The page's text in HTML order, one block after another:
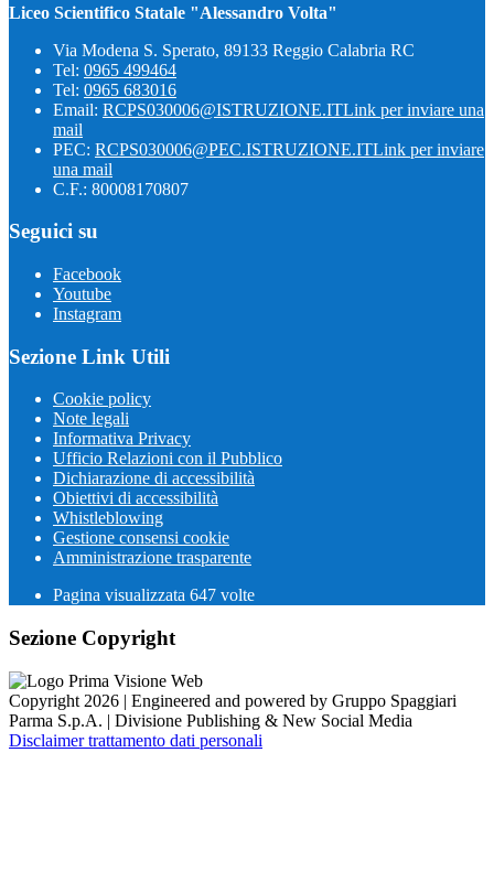
Liceo Scientifico Statale "Alessandro Volta"
Via Modena S. Sperato, 89133 Reggio Calabria RC
Tel: 0965 499464
Tel: 0965 683016
Email: RCPS030006@ISTRUZIONE.ITLink per inviare una
mail
PEC: RCPS030006@PEC.ISTRUZIONE.ITLink per inviare
una mail
C.F.: 80008170807
Seguici su
Facebook
Youtube
Instagram
Sezione Link Utili
Cookie policy
Note legali
Informativa Privacy
Ufficio Relazioni con il Pubblico
Dichiarazione di accessibilità
Obiettivi di accessibilità
Whistleblowing
Gestione consensi cookie
Amministrazione trasparente
Pagina visualizzata 647 volte
Sezione Copyright
Copyright 2026 | Engineered and powered by Gruppo Spaggiari
Parma S.p.A. | Divisione Publishing & New Social Media
Disclaimer trattamento dati personali